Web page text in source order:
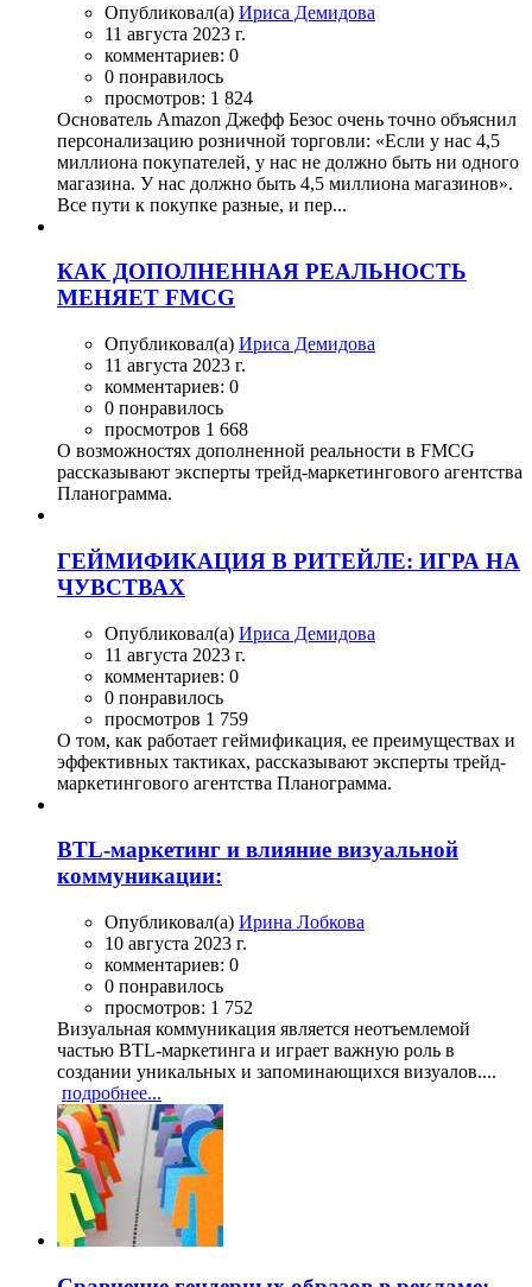
Опубликовал(а) Ириса Демидова
11 августа 2023 г.
комментариев: 0
0 понравилось
просмотров: 1 824
Основатель Amazon Джефф Безос очень точно объяснил
персонализацию розничной торговли: «Если у нас 4,5
миллиона покупателей, у нас не должно быть ни одного
магазина. У нас должно быть 4,5 миллиона магазинов».
Все пути к покупке разные, и пер...
КАК ДОПОЛНЕННАЯ РЕАЛЬНОСТЬ
МЕНЯЕТ FMCG
Опубликовал(а) Ириса Демидова
11 августа 2023 г.
комментариев: 0
0 понравилось
просмотров 1 668
О возможностях дополненной реальности в FMCG
рассказывают эксперты трейд-маркетингового агентства
Планограмма.
ГЕЙМИФИКАЦИЯ В РИТЕЙЛЕ: ИГРА НА
ЧУВСТВАХ
Опубликовал(а) Ириса Демидова
11 августа 2023 г.
комментариев: 0
0 понравилось
просмотров 1 759
О том, как работает геймификация, ее преимуществах и
эффективных тактиках, рассказывают эксперты трейд-
маркетингового агентства Планограмма.
BTL-маркетинг и влияние визуальной
коммуникации:
Опубликовал(а) Ирина Лобкова
10 августа 2023 г.
комментариев: 0
0 понравилось
просмотров: 1 752
Визуальная коммуникация является неотъемлемой
частью BTL-маркетинга и играет важную роль в
создании уникальных и запоминающихся визуалов....
подробнее...